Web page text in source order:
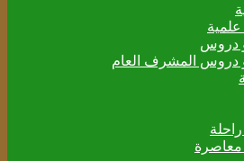
دروس
المشرف العام
راحلة
معاصرة